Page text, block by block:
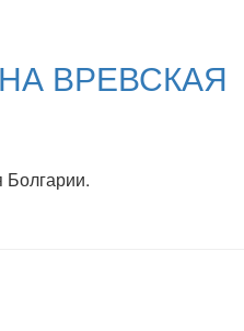
ВРЕВСКАЯ
Болгарии.